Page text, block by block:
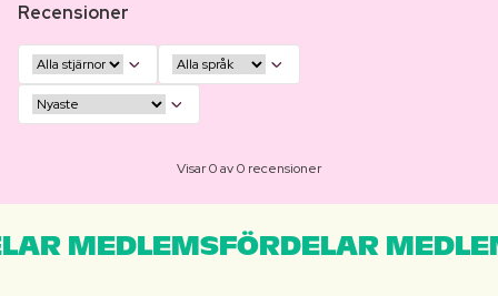
Recensioner
Visar 0 av 0 recensioner
MEDLEMSFÖRDELAR